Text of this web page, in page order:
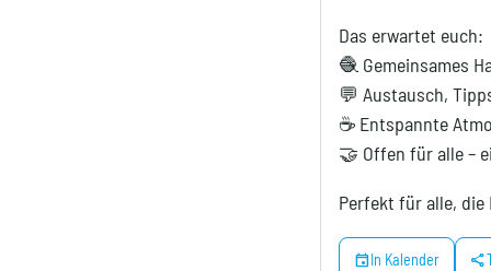
Das erwartet euch:
🧶 Gemeinsames
💬 Austausch,
☕ Entspannte
🤝 Offen für alle –
Perfekt für alle, die
eventIn Kalender share